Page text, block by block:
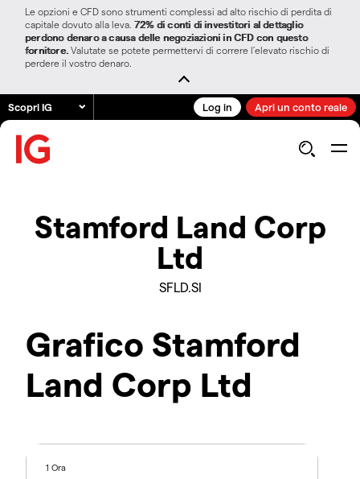
Le opzioni e CFD sono strumenti complessi ad alto rischio di perdita di
capitale dovuto alla leva. 72% di conti di investitori al dettaglio
perdono denaro a causa delle negoziazioni in CFD con questo
fornitore. Valutate se potete permettervi di correre l’elevato rischio di
perdere il vostro denaro.
Scopri IG Log in Apri un conto reale
Stamford Land Corp
Ltd
SFLD.SI
Grafico Stamford
Land Corp Ltd
1 Ora